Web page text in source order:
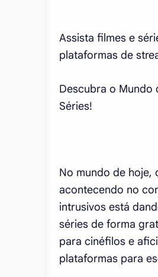
Assista filmes e
plataformas de
Descubra o Mundo
Séries!
No mundo de hoje,
acontecendo no
intrusivos está
séries de forma
para cinéfilos e
plataformas para